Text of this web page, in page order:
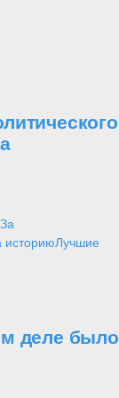
За
историюЛучшие
деле было